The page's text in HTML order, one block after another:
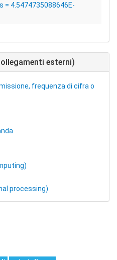
= 4.5474735088646E-
esterni)
frequenza di cifra o
processing)